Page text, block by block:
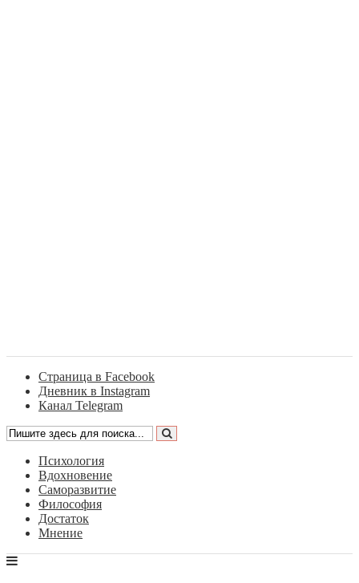
Страница в Facebook
Дневник в Instagram
Канал Telegram
Психология
Вдохновение
Саморазвитие
Философия
Достаток
Мнение